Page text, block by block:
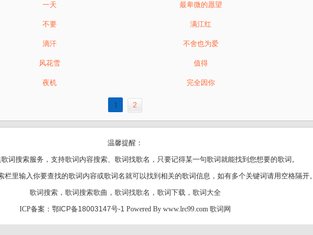
一天 最卑微的愿望
不要 满江红
滴汗 不舍也为爱
风花雪 值得
夜机 完全因你
1 2
温馨提醒：
词搜索服务，支持歌词 内容搜索、歌词找歌名，只要记得某一句歌词就能找到您想要的歌词。
栏里输入你要查找的歌词内容或歌词名就可以找到相关的歌词信息，如有多个关键词请用空格隔开。
歌词搜索 ， 歌词搜索歌曲 ， 歌词找歌名 ， 歌词下载 ， 歌词大全
ICP备案： 鄂ICP备18003147号-1 Powered By www.lrc99.com 歌词网